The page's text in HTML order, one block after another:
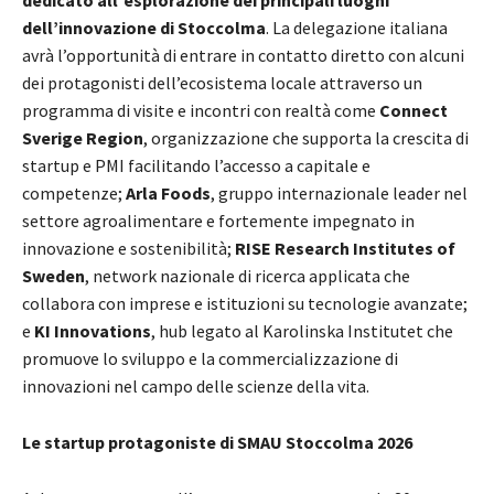
dell’innovazione di Stoccolma. La delegazione italiana
avrà l’opportunità di entrare in contatto diretto con alcuni
dei protagonisti dell’ecosistema locale attraverso un
programma di visite e incontri con realtà come Connect
Sverige Region, organizzazione che supporta la crescita di
startup e PMI facilitando l’accesso a capitale e
competenze; Arla Foods, gruppo internazionale leader nel
settore agroalimentare e fortemente impegnato in
innovazione e sostenibilità; RISE Research Institutes of
Sweden, network nazionale di ricerca applicata che
collabora con imprese e istituzioni su tecnologie avanzate;
e KI Innovations, hub legato al Karolinska Institutet che
promuove lo sviluppo e la commercializzazione di
innovazioni nel campo delle scienze della vita.
Le startup protagoniste di SMAU Stoccolma 2026